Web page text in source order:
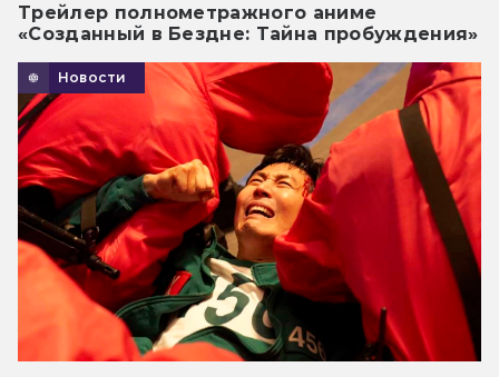
Трейлер полнометражного аниме
«Созданный в Бездне: Тайна пробуждения»
Новости